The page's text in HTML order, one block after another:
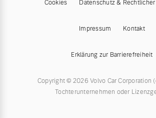
Cookies Datenschutz &
Impressum Kontakt
Erklärung zur Barrierefreiheit
Copyright © 2026 Volvo Car Corporation
Tochterunternehmen oder